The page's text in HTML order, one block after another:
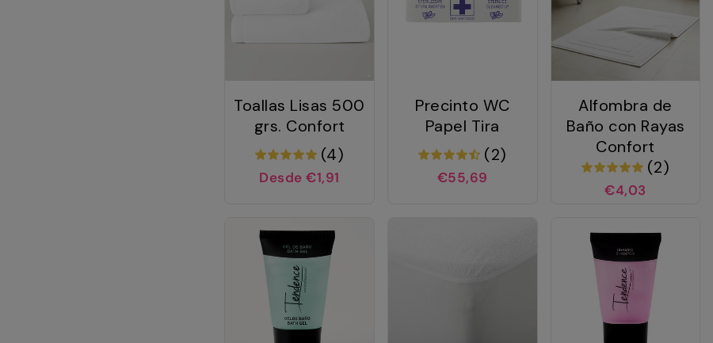
Toallas Lisas 500
grs. Confort
(4)
Desde €1,91
Precinto WC
Papel Tira
(2)
€55,69
Alfombra de
Baño con Rayas
Confort
(2)
€4,03